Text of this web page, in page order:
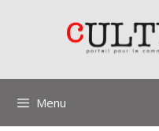
Menu